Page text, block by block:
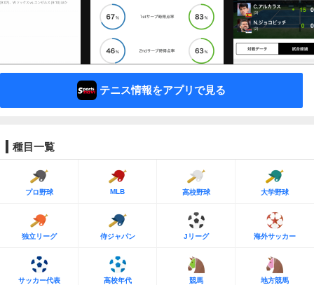
テニス情報をアプリで見る
種目一覧
プロ野球 MLB 高校野球 大学野球
独立リーグ 侍ジャパン Jリーグ 海外サッカー
サッカー代表 高校年代 競馬 地方競馬